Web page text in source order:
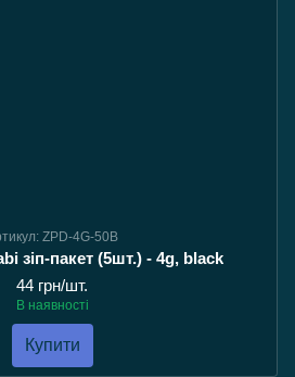
ZPD-4G-50B
зіп-пакет (5шт.) - 4g, black
44 грн/шт.
В наявності
Купити